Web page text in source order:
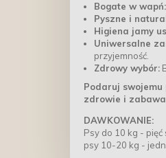
Bogate w wapń:
Pyszne i
Higiena jamy
Uniwersalne
przyjemność.
Zdrowy wybór:
Podaruj
zdrowie i
DAWKOWANIE:
Psy do 10 kg -
psy 10-20 kg -